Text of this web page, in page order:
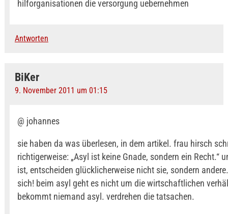
hilforganisationen die versorgung uebernehmen
Antworten
BiKer
9. November 2011 um 01:15
@ johannes
sie haben da was überlesen, in dem artikel. frau hirsch
richtigerweise: „Asyl ist keine Gnade, sondern ein Recht.“
ist, entscheiden glücklicherweise nicht sie, sondern
sich! beim asyl geht es nicht um die wirtschaftlichen
bekommt niemand asyl. verdrehen die tatsachen.